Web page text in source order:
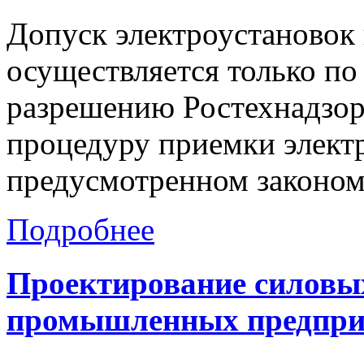
Допуск
осуществляется только
разрешению
процедуру приемки
предусмотренном
Подробнее
Проектирование
промышленных